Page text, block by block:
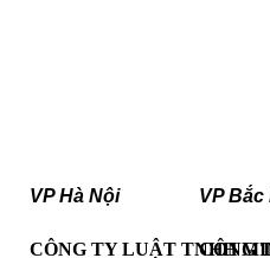
VP Hà Nội
CÔNG TY LUẬT TNHH
VP Bắc
CÔNG